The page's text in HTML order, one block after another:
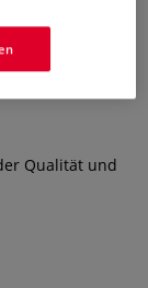
Qualität und